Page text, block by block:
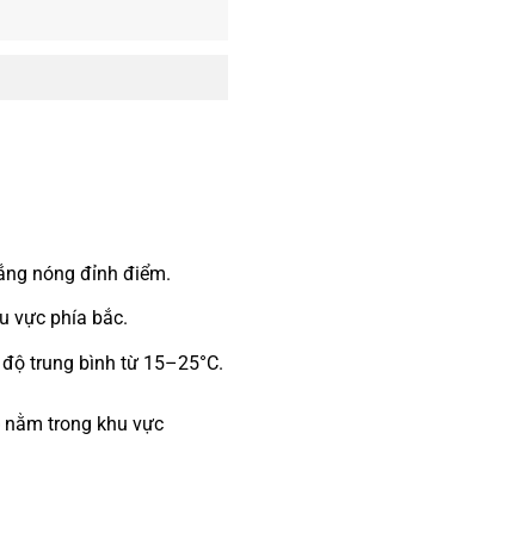
nóng đỉnh điểm.
vực phía bắc.
trung bình từ 15–25°C.
trong khu vực